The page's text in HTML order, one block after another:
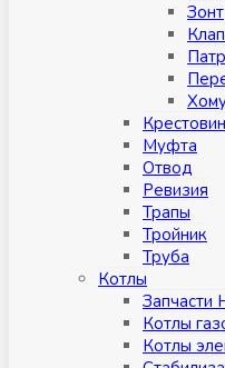
Зонт
Муфтa
Отвод
Ревизия
Трапы
Тройник
Труба
Котлы
Запчасти
Котлы
Котлы